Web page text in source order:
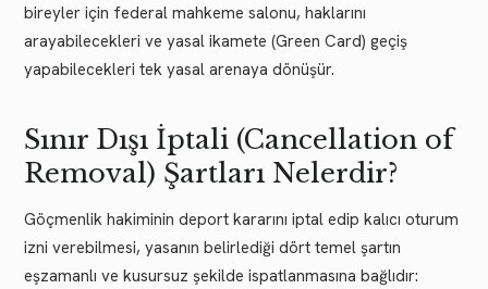
bireyler için federal mahkeme salonu, haklarını
arayabilecekleri ve yasal ikamete (Green Card) geçiş
yapabilecekleri tek yasal arenaya dönüşür.
Sınır Dışı İptali (Cancellation of
Removal) Şartları Nelerdir?
Göçmenlik hakiminin deport kararını iptal edip kalıcı oturum
izni verebilmesi, yasanın belirlediği dört temel şartın
eşzamanlı ve kusursuz şekilde ispatlanmasına bağlıdır: